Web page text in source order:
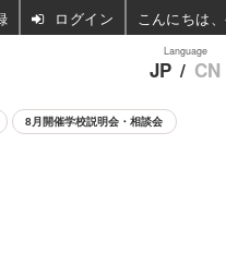
Language
JP / CN
8月開催学校説明会・相談会
ログイン こんにちは